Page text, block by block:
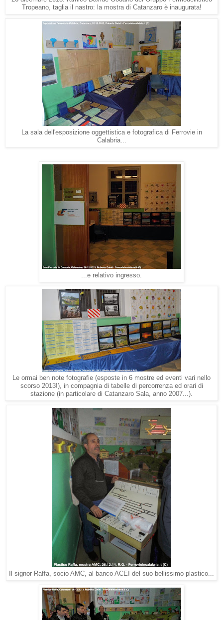
Tropeano, taglia il nastro: la mostra di Catanzaro è inaugurata!
La sala dell'esposizione oggettistica e fotografica di Ferrovie in
Calabria...
...e relativo ingresso.
Le ormai ben note fotografie (esposte in 6 mostre ed eventi vari nello
scorso 2013!), in compagnia di tabelle di percorrenza ed orari di
stazione (in particolare di Catanzaro Sala, anno 2007...).
Il signor Raffa, socio AMC, al banco ACEI del suo bellissimo plastico...